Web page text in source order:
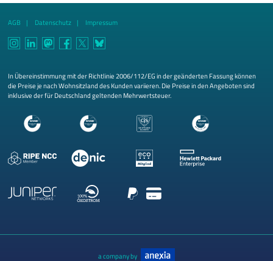
AGB Datenschutz Impressum
In Übereinstimmung mit der Richtlinie 2006/112/EG in der geänderten Fassung können
die Preise je nach Wohnsitzland des Kunden variieren. Die Preise in den Angeboten sind
inklusive der für Deutschland geltenden Mehrwertsteuer.
a company by